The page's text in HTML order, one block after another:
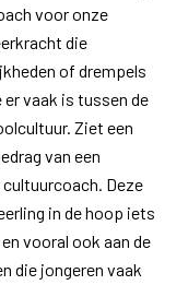
voor onze
die
of drempels
vaak is tussen de
Ziet een
van een
Deze
in de hoop iets
vooral ook aan de
die jongeren vaak